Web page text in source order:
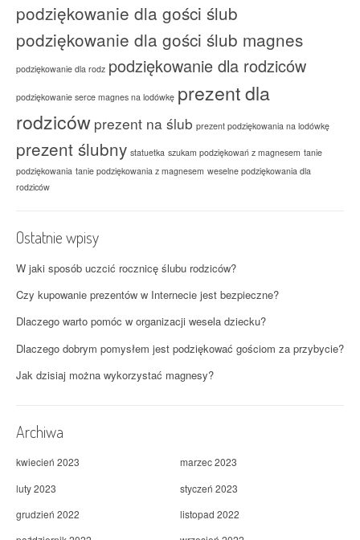
podziękowanie dla gości ślub
podziękowanie dla gości ślub magnes
podziękowanie dla rodz podziękowanie dla rodziców
podziękowanie serce magnes na lodówkę prezent dla
rodziców prezent na ślub prezent podziękowania na lodówkę
prezent ślubny statuetka szukam podziękowań z magnesem tanie
podziękowania tanie podziękowania z magnesem weselne podziękowania dla
rodziców
Ostatnie wpisy
W jaki sposób uczcić rocznicę ślubu rodziców?
Czy kupowanie prezentów w Internecie jest bezpieczne?
Dlaczego warto pomóc w organizacji wesela dziecku?
Dlaczego dobrym pomysłem jest podziękować gościom za przybycie?
Jak dzisiaj można wykorzystać magnesy?
Archiwa
kwiecień 2023
marzec 2023
luty 2023
styczeń 2023
grudzień 2022
listopad 2022